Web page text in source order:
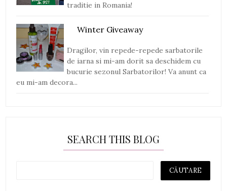
traditie in Romania!
Winter Giveaway
Dragilor, vin repede-repede sarbatorile
de iarna si mi-am dorit sa deschidem cu
bucurie sezonul Sarbatorilor! Va anunt ca
eu mi-am decora...
SEARCH THIS BLOG